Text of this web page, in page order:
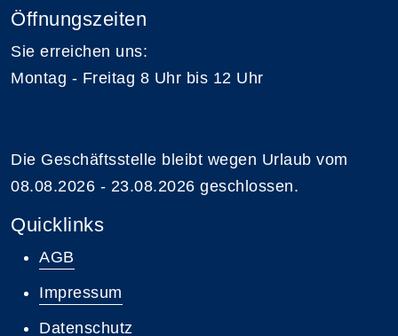
Öffnungszeiten
Sie erreichen uns:
Montag - Freitag 8 Uhr bis 12 Uhr
Die Geschäftsstelle bleibt wegen Urlaub vom
08.08.2026 - 23.08.2026 geschlossen.
Quicklinks
AGB
Impressum
Datenschutz